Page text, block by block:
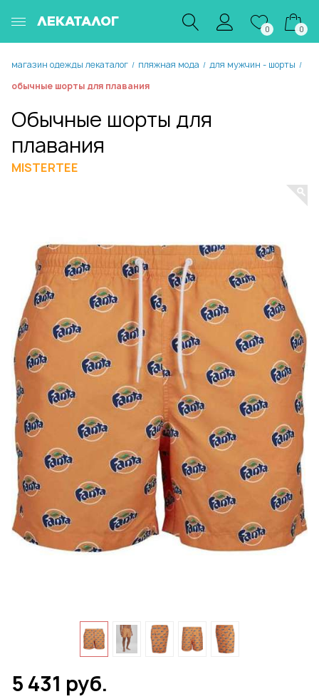
ЛЕКАТАЛОГ
0 0
магазин одежды лекаталог / пляжная мода / для мужчин - шорты /
обычные шорты для плавания
Обычные шорты для
плавания
MISTERTEE
5 431 руб.